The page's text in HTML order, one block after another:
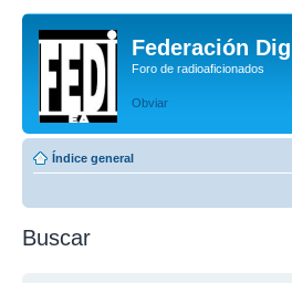
Federación
Foro de radioaficionados
Obviar
Índice general
Buscar